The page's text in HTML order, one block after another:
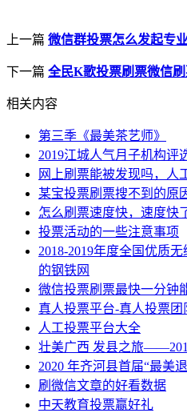
上一篇 微信群投票怎么发起专
下一篇 全民K歌投票刷票微信刷
相关内容
第三季《最美茶艺师》
2019江城人气月子机构评
网上刷票能被发现吗，人
某宝投票刷票搜不到的原
怎么刷票速度快，速度快
投票活动的一些注意事项
2018-2019年度全国优质
的钢铁网
微信投票刷票最快一分钟
真人投票平台-真人投票
人工投票平台大全
壮美广西 发县之旅
2020 年齐河县首届“最美
刷微信文章的好看数据
中天教育投票赢好礼